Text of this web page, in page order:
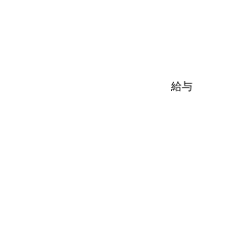
給与